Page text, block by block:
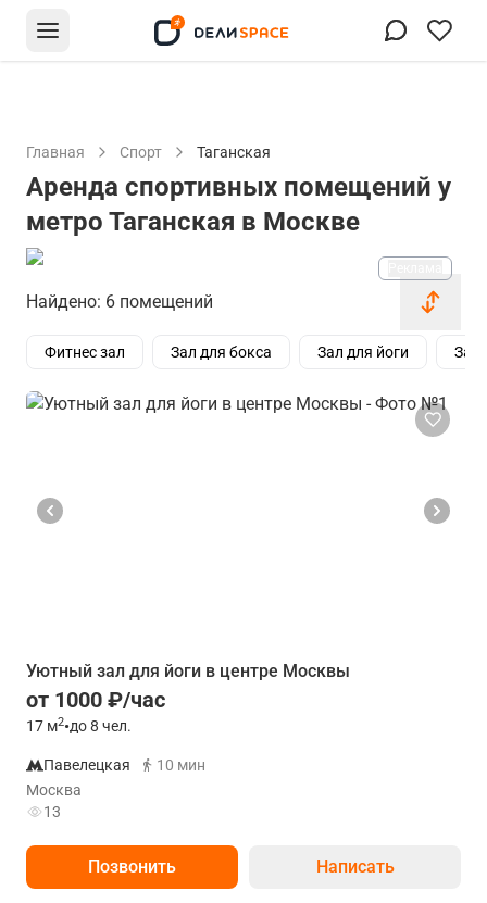
Главная Спорт Таганская
Аренда спортивных помещений у
метро Таганская в Москве
Найдено: 6 помещений
Фитнес зал Зал для бокса Зал для йоги Зал
Уютный зал для йоги в центре Москвы
от 1000 ₽/час
17 м2•до 8 чел.
Павелецкая
10 мин
Москва
13
Позвонить Написать